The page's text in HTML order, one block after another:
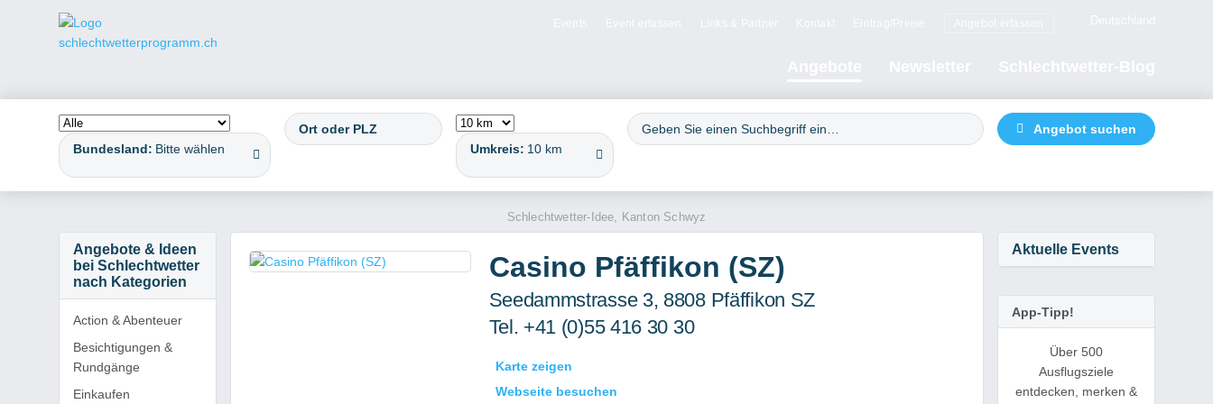
Bundesland: Bitte wählen Umkreis: 10 km
Angebote & Ideen
bei Schlechtwetter
nach Kategorien
Action & Abenteuer
Besichtigungen &
Rundgänge
Einkaufen
Schlechtwetter-Idee, Kanton Schwyz
Casino Pfäffikon (SZ)
Seedammstrasse 3, 8808 Pfäffikon SZ
Tel. +41 (0)55 416 30 30
Karte zeigen
Webseite besuchen
Aktuelle Events
App-Tipp!
Über 500
Ausflugsziele
entdecken, merken &